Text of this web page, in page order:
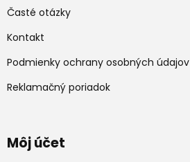
Časté otázky
Kontakt
Podmienky ochrany osobných údajov
Reklamačný poriadok
Môj účet